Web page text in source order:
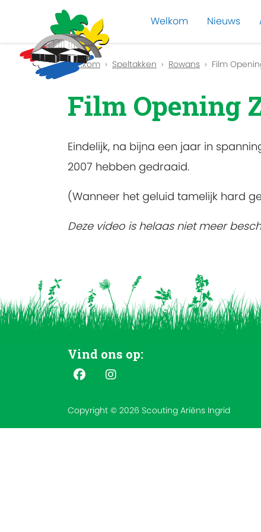
Welkom Nieuws
Previous
Welkom Speltakken Rowans Film
Film Opening
Eindelijk, na bijna een jaar in
2007 hebben gedraaid.
(Wanneer het geluid tamelijk hard
Deze video is helaas niet meer
Vind ons op:
Copyright © 2026 Scouting Ariëns Ingrid